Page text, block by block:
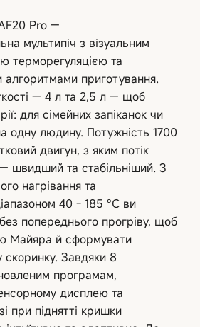
Pro —
мультипіч з візуальним
терморегуляцією та
алгоритмами приготування.
— 4 л та 2,5 л — щоб
для сімейних запіканок чи
одну людину. Потужність 1700
двигун, з яким потік
— швидший та стабільніший. З
нагрівання та
40 - 185 °C ви
попереднього прогріву, щоб
Майяра й сформувати
скоринку. Завдяки 8
програмам,
дисплею та
при піднятті кришки